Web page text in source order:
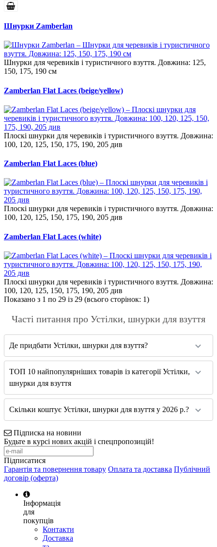
Шнурки Zamberlan
Шнурки для черевиків і туристичного взуття. Довжина: 125,
150, 175, 190 см
Zamberlan Flat Laces (beige/yellow)
Плоскі шнурки для черевиків і туристичного взуття. Довжина:
100, 120, 125, 150, 175, 190, 205 див
Zamberlan Flat Laces (blue)
Плоскі шнурки для черевиків і туристичного взуття. Довжина:
100, 120, 125, 150, 175, 190, 205 див
Zamberlan Flat Laces (white)
Плоскі шнурки для черевиків і туристичного взуття. Довжина:
100, 120, 125, 150, 175, 190, 205 див
Показано з 1 по 29 із 29 (всього сторінок: 1)
Часті питання про Устілки, шнурки для взуття
Де придбати Устілки, шнурки для взуття?
ТОП 10 найпопулярніших товарів із категорії Устілки,
шнурки для взуття
Скільки коштує Устілки, шнурки для взуття у 2026 р.?
Підписка на новини
Будьте в курсі нових акцій і спецпропозицій!
Підписатися
Гарантія та повернення товару Оплата та доставка Публічний
договір (оферта)
Інформація
для
покупців
Контакти
Доставка